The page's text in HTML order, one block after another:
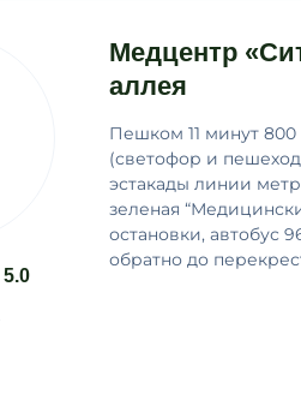
5.0
Медцентр
аллея
Пешком 11 минут
(светофор и
эстакады линии
зеленая
остановки, автобус
обратно до